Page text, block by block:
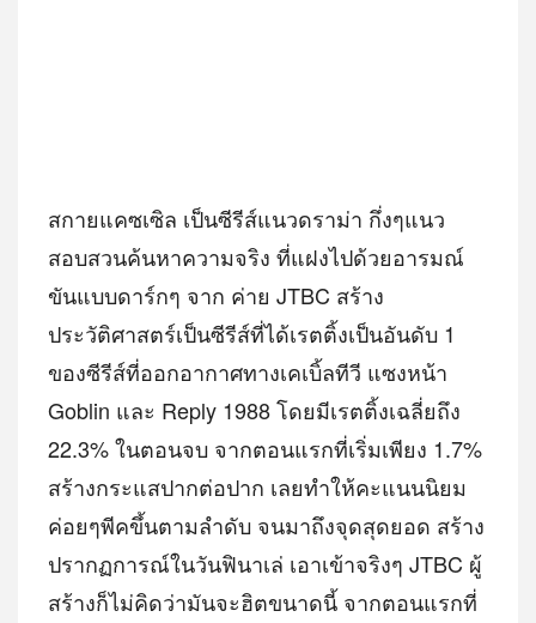
สกายแคซเซิล เป็นซีรีส์แนวดราม่า​ กึ่งๆแนว
สอบสวนค้นหาความจริง ที่แฝงไปด้วยอารมณ์
ขันแบบดาร์กๆ จาก ค่าย JTBC สร้าง
ประวัติศาสตร์เป็นซีรีส์ที่ได้เรตติ้งเป็นอันดับ 1
ของซีรีส์ที่ออกอากาศทางเคเบิ้ลทีวี แซงหน้า
Goblin และ Reply 1988 โดยมีเรตติ้งเฉลี่ยถึง
22.3% ในตอนจบ จากตอนแรกที่เริ่มเพียง 1.7%
สร้างกระแสปากต่อปาก เลยทำให้คะแนนนิยม
ค่อยๆพีคขึ้นตามลำดับ จนมาถึงจุดสุดยอด​ สร้าง
ปรากฏการณ์ในวันฟินาเล่ เอาเข้าจริงๆ JTBC ผู้
สร้างก็ไม่คิดว่ามันจะฮิตขนาดนี้ จากตอนแรกที่